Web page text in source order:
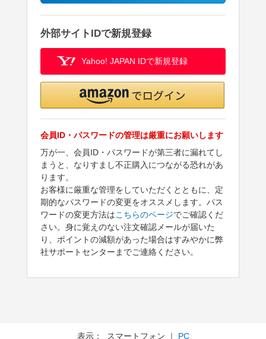
外部サイトIDで新規登録
Yahoo! JAPAN IDで新規登録
会員ID・パスワードの管理は厳重にお願いします
万が一、会員ID・パスワードが第三者に漏れてし
まうと、なりすまし不正購入につながる恐れがあ
ります。
お客様に厳重な管理をしていただくとともに、定
期的なパスワードの変更をオススメします。パス
ワードの変更方法はこちらのページでご確認くだ
さい。身に覚えのない注文確認メールが届いた
り、ポイントの減額があった場合はすみやかに弊
社サポートセンターまでご連絡ください。
表示： スマートフォン ｜ PC